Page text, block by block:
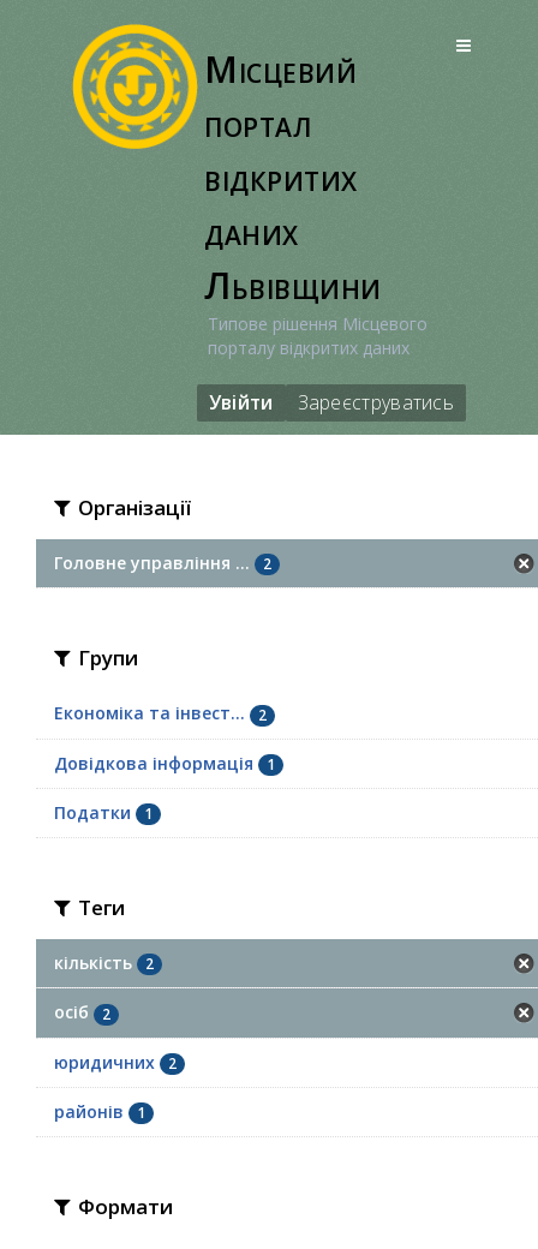
Місцевий
портал
відкритих
даних
Львівщини
Типове рішення Місцевого
порталу відкритих даних
Увійти Зареєструватись
Організації
Головне управління ... 2
Групи
Економіка та інвест... 2
Довідкова інформація 1
Податки 1
Теги
кількість 2
осіб 2
юридичних 2
районів 1
Формати